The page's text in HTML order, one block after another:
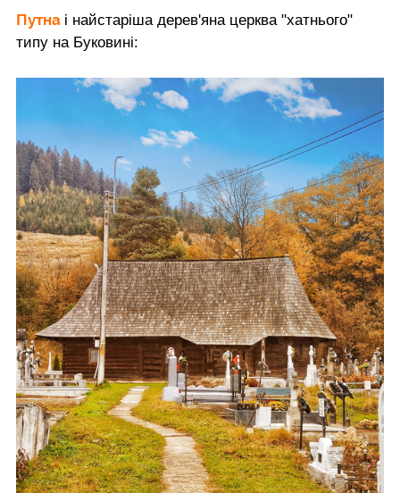
Путна і найстаріша дерев'яна церква "хатнього"
типу на Буковині: